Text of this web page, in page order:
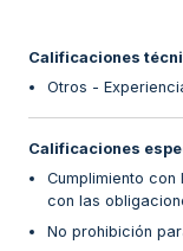
Calificaciones
Otros -
Calificaciones
Cumplimiento
con las
No prohibición